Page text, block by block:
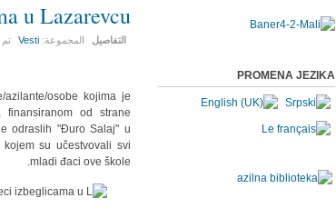
u Lazarevcu
التفاصيل المجموعة:Vesti تم
osobe kojima je
od strane
odraslih "Đuro Salaj" u
su učestvovali svi
mladi đaci ove škole.
PROMENA JEZIKA